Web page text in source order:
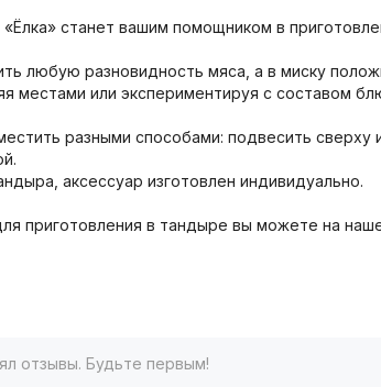
станет вашим помощником в
любую разновидность мяса, а в миску
местами или экспериментируя с составом
разными способами: подвесить
аксессуар изготовлен индивидуально.
приготовления в тандыре вы можете на
отзывы. Будьте первым!